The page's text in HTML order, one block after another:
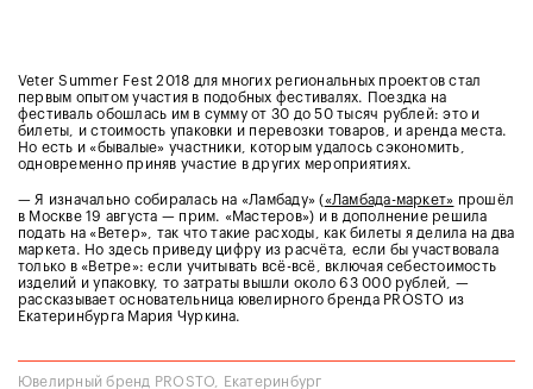
Veter Summer Fest 2018 для многих региональных проектов стал
первым опытом участия в подобных фестивалях. Поездка на
фестиваль обошлась им в сумму от 30 до 50 тысяч рублей: это и
билеты, и стоимость упаковки и перевозки товаров, и аренда места.
Но есть и «бывалые» участники, которым удалось сэкономить,
одновременно приняв участие в других мероприятиях.
— Я изначально собиралась на «Ламбаду» («Ламбада-маркет» прошёл
в Москве 19 августа — прим. «Мастеров») и в дополнение решила
подать на «Ветер», так что такие расходы, как билеты я делила на два
маркета. Но здесь приведу цифру из расчёта, если бы участвовала
только в «Ветре»: если учитывать всё-всё, включая себестоимость
изделий и упаковку, то затраты вышли около 63 000 рублей, —
рассказывает основательница ювелирного бренда PROSTO из
Екатеринбурга Мария Чуркина.
Ювелирный бренд PROSTO, Екатеринбург